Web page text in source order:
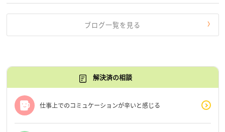
ブログ一覧を見る
解決済の相談
仕事上でのコミュケーションが辛いと感じる